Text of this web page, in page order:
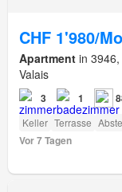
CHF 1'980/
Apartment in
Valais
3 1
Keller Terrasse
Vor 7 Tagen